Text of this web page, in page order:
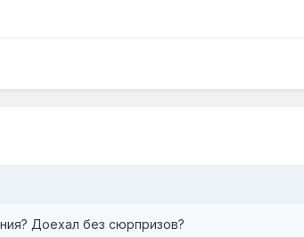
Доехал без сюрпризов?